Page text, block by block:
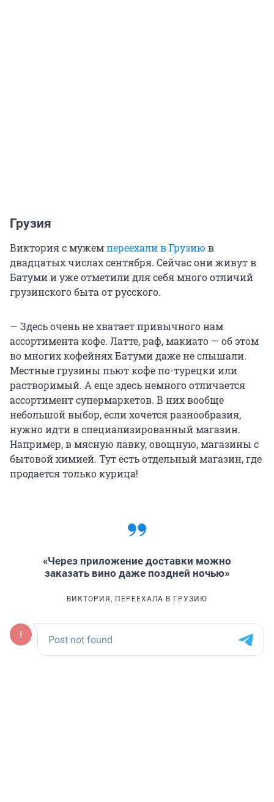
Грузия
Виктория с мужемпереехали в Грузию в
двадцатых числах сентября. Сейчас они живут в
Батуми и уже отметили для себя много отличий
грузинского быта от русского.
— Здесь очень не хватает привычного нам
ассортимента кофе. Латте, раф, макиато — об этом
во многих кофейнях Батуми даже не слышали.
Местные грузины пьют кофе по-турецки или
растворимый. А еще здесь немного отличается
ассортимент супермаркетов. В них вообще
небольшой выбор, если хочется разнообразия,
нужно идти в специализированный магазин.
Например, в мясную лавку, овощную, магазины с
бытовой химией. Тут есть отдельный магазин, где
продается только курица!
«Через приложение доставки можно
заказать вино даже поздней ночью»
ВИКТОРИЯ, ПЕРЕЕХАЛА В ГРУЗИЮ